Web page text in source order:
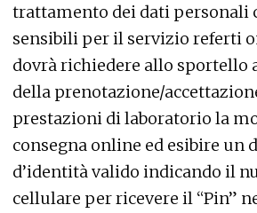
trattamento dei dati personali
sensibili per il servizio referti
dovrà richiedere allo sportello
della prenotazione/
prestazioni di laboratorio la
consegna online ed esibire un
d’identità valido indicando il
cellulare per ricevere il “Pin”